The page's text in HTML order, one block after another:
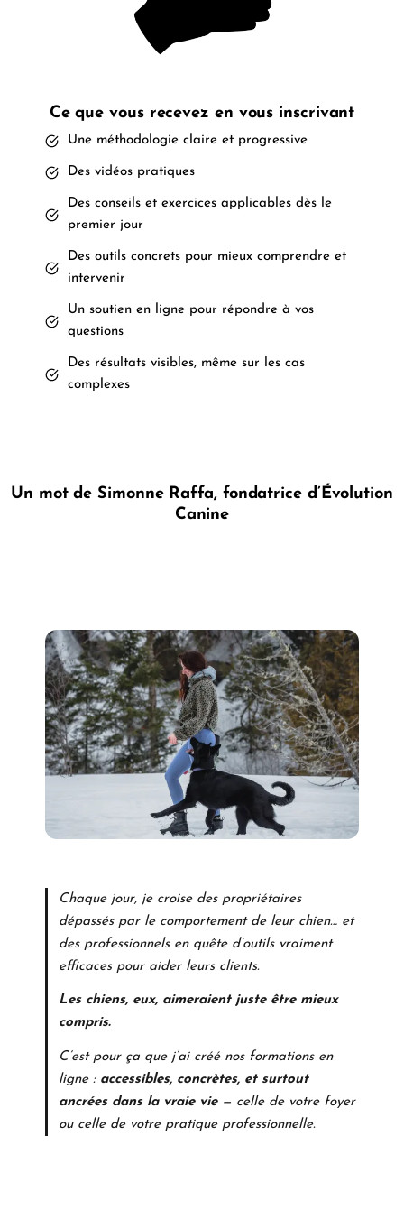
Ce que vous recevez en vous inscrivant
Une méthodologie claire et progressive
Des vidéos pratiques
Des conseils et exercices applicables dès le
premier jour
Des outils concrets pour mieux comprendre et
intervenir
Un soutien en ligne pour répondre à vos
questions
Des résultats visibles, même sur les cas
complexes
Un mot de Simonne Raffa, fondatrice d’Évolution
Canine
Chaque jour, je croise des propriétaires
dépassés par le comportement de leur chien… et
des professionnels en quête d’outils vraiment
efficaces pour aider leurs clients.
Les chiens, eux, aimeraient juste être mieux
compris.
C’est pour ça que j’ai créé nos formations en
ligne : accessibles, concrètes, et surtout
ancrées dans la vraie vie— celle de votre foyer
ou celle de votre pratique professionnelle.